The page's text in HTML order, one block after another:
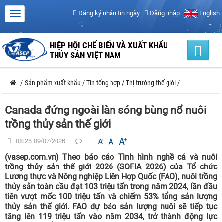
Đăng ký nhận tin ngày Đăng nhập English
HIỆP HỘI CHẾ BIẾN VÀ XUẤT KHẨU
THỦY SẢN VIỆT NAM
/ Sản phẩm xuất khẩu /Tin tổng hợp /Thị trường thế giới /
Canada đứng ngoài làn sóng bùng nổ nuôi
trồng thủy sản thế giới
08:25 09/07/2026
(vasep.com.vn) Theo báo cáo Tình hình nghề cá và nuôi
trồng thủy sản thế giới 2026 (SOFIA 2026) của Tổ chức
Lương thực và Nông nghiệp Liên Hợp Quốc (FAO), nuôi trồng
thủy sản toàn cầu đạt 103 triệu tấn trong năm 2024, lần đầu
tiên vượt mốc 100 triệu tấn và chiếm 53% tổng sản lượng
thủy sản thế giới. FAO dự báo sản lượng nuôi sẽ tiếp tục
tăng lên 119 triệu tấn vào năm 2034, trở thành động lực